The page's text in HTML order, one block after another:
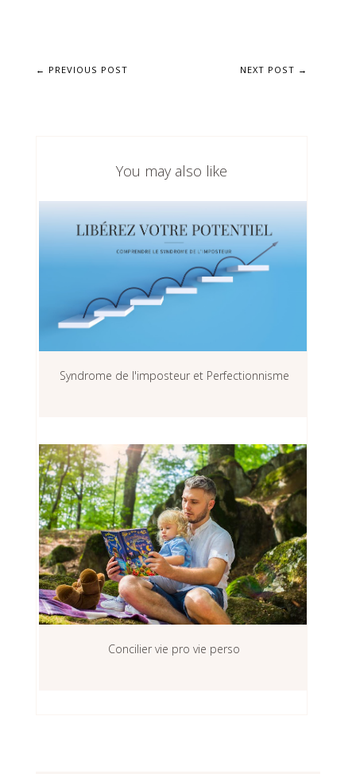
← PREVIOUS POST NEXT POST →
You may also like
Syndrome de l'imposteur et Perfectionnisme
Concilier vie pro vie perso